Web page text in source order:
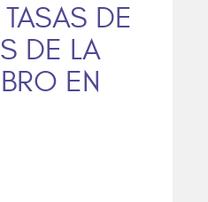
DE
DE LA
EN